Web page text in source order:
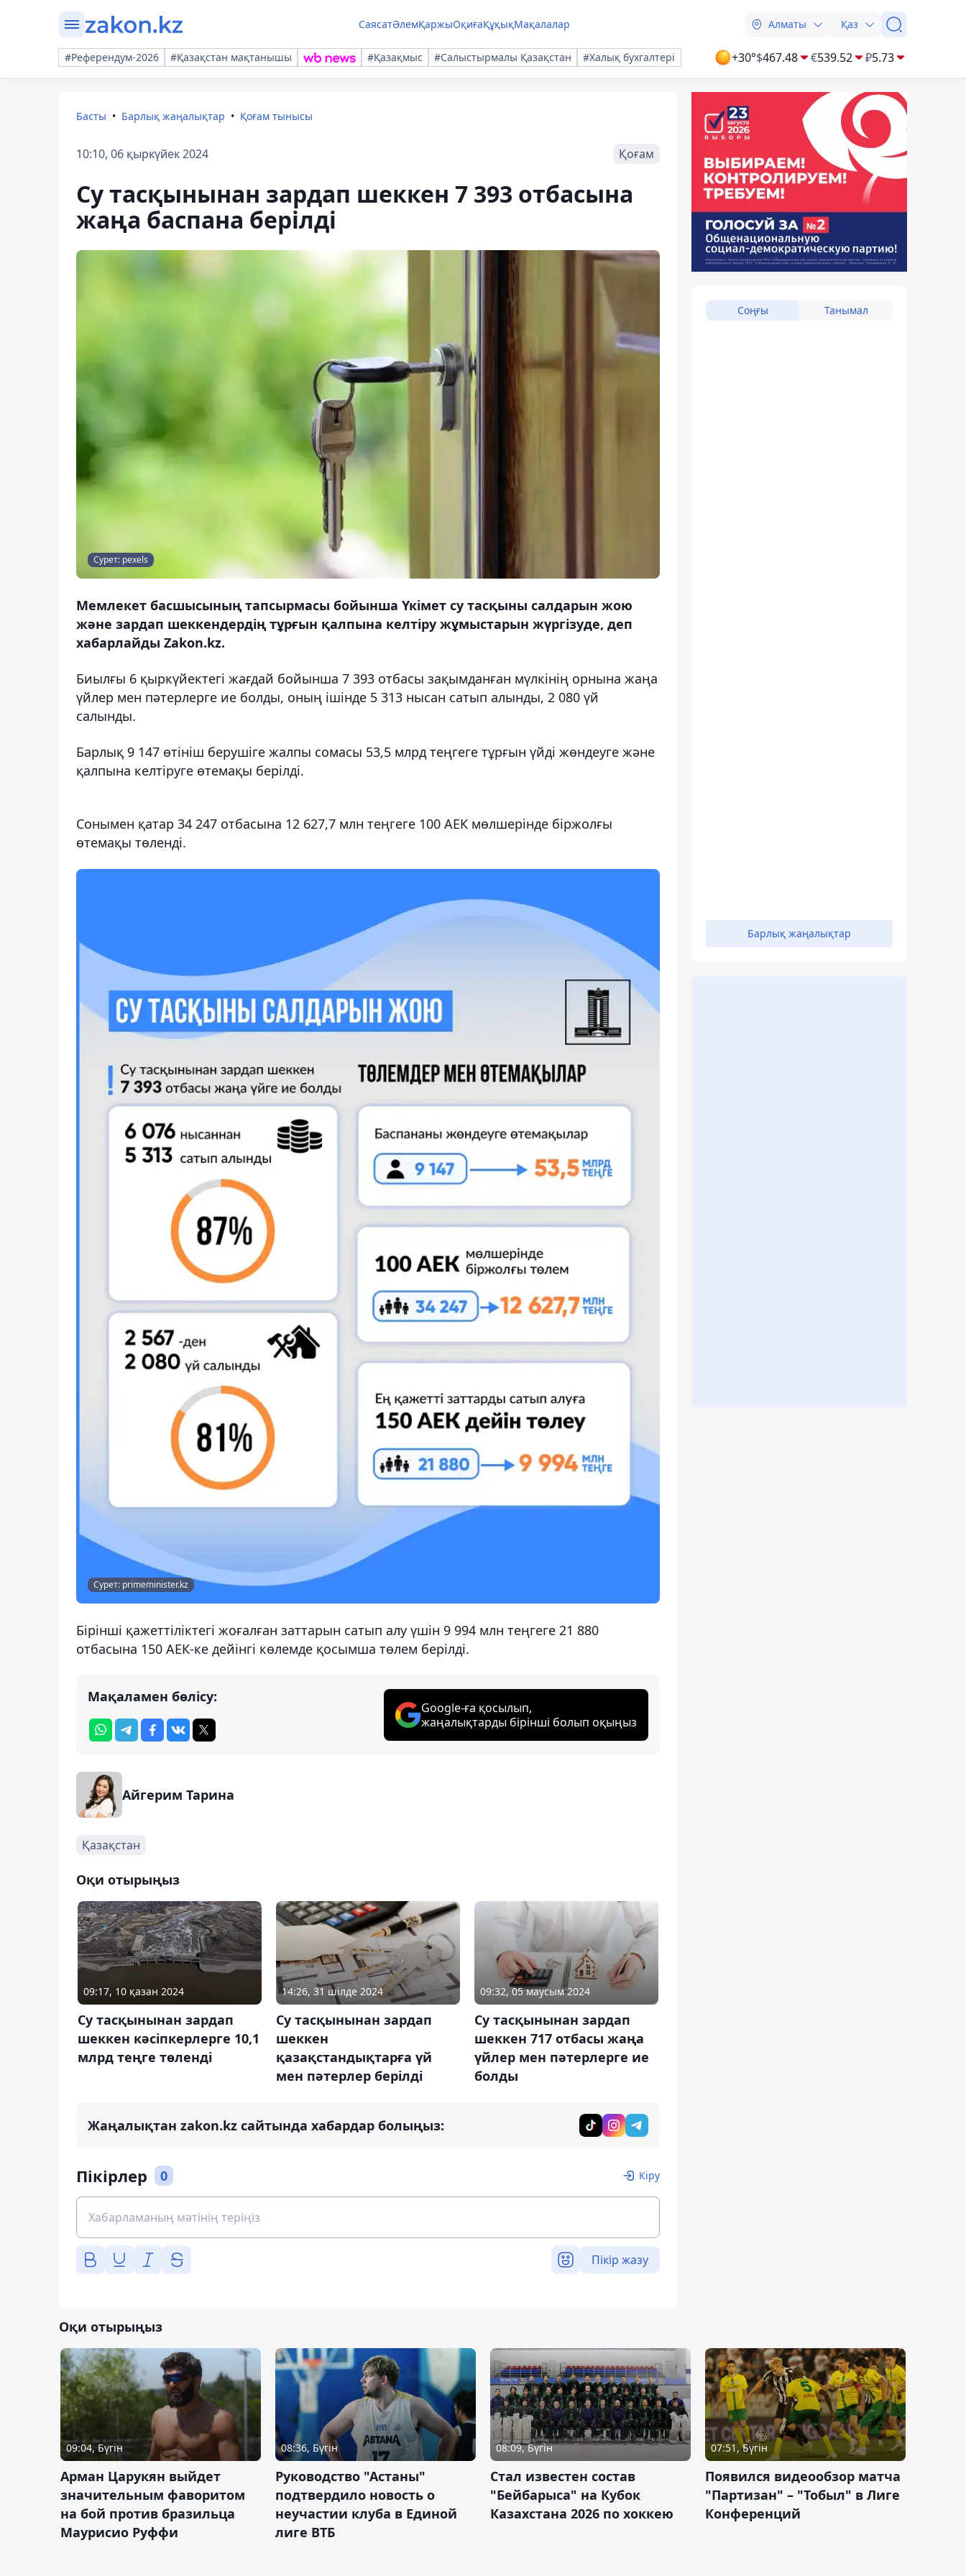
СаясатӘлемҚаржыОқиғаҚұқықМақалалар Алматы Қаз
#Референдум-2026 #Қазақстан мақтанышы #Қазақмыс #Салыстырмалы Қазақстан #Халық бухгалтері +30°$467.48 €539.52 ₽5.73
Басты Барлық жаңалықтар Қоғам тынысы
10:10, 06 қыркүйек 2024 Қоғам
Су тасқынынан зардап шеккен 7 393 отбасына
жаңа баспана берілді
Сурет: pexels
Мемлекет басшысының тапсырмасы бойынша Үкімет су тасқыны салдарын жою
және зардап шеккендердің тұрғын қалпына келтіру жұмыстарын жүргізуде, деп
хабарлайды Zakon.kz.
Биылғы 6 қыркүйектегі жағдай бойынша 7 393 отбасы зақымданған мүлкінің орнына жаңа
үйлер мен пәтерлерге ие болды, оның ішінде 5 313 нысан сатып алынды, 2 080 үй
салынды.
Барлық 9 147 өтініш берушіге жалпы сомасы 53,5 млрд теңгеге тұрғын үйді жөндеуге және
қалпына келтіруге өтемақы берілді.
Сонымен қатар 34 247 отбасына 12 627,7 млн теңгеге 100 АЕК мөлшерінде біржолғы
өтемақы төленді.
Сурет: primeminister.kz
Бірінші қажеттіліктегі жоғалған заттарын сатып алу үшін 9 994 млн теңгеге 21 880
отбасына 150 АЕК-ке дейінгі көлемде қосымша төлем берілді.
Мақаламен бөлісу:
Google-ға қосылып,
жаңалықтарды бірінші болып оқыңыз
Айгерим Тарина
Қазақстан
Оқи отырыңыз
09:17, 10 қазан 2024
Су тасқынынан зардап
шеккен кәсіпкерлерге 10,1
млрд теңге төленді
14:26, 31 шілде 2024
Су тасқынынан зардап
шеккен
қазақстандықтарға үй
мен пәтерлер берілді
09:32, 05 маусым 2024
Су тасқынынан зардап
шеккен 717 отбасы жаңа
үйлер мен пәтерлерге ие
болды
Жаңалықтан zakon.kz сайтында хабардар болыңыз:
Пікірлер 0 Кіру
Пікір жазу
Соңғы Танымал
Барлық жаңалықтар
Оқи отырыңыз
09:04, Бүгін
Арман Царукян выйдет
значительным фаворитом
на бой против бразильца
Маурисио Руффи
08:36, Бүгін
Руководство "Астаны"
подтвердило новость о
неучастии клуба в Единой
лиге ВТБ
08:09, Бүгін
Стал известен состав
"Бейбарыса" на Кубок
Казахстана 2026 по хоккею
07:51, Бүгін
Появился видеообзор матча
"Партизан" – "Тобыл" в Лиге
Конференций